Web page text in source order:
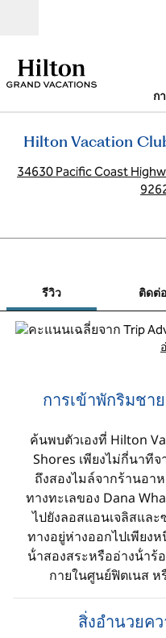
ก
Hilton Vacation
34630 Pacific Coast
รีวิว ติดต่
การเข้าพักริมชา
ค้นพบตัวเองที่ Hilton
Shores เพียงไม่กี่นาที
ถึงสองไมล์จากร้านอา
ทางทะเลของ Dana
ไปยังลอสแอนเจลิสและ
ทางอยู่ห่างออกไปเพียง
น้ําสองสระหรืออ่างน้ําร้
กายในศูนย์ฟิตเนส ห
สิ่งอํานวยค